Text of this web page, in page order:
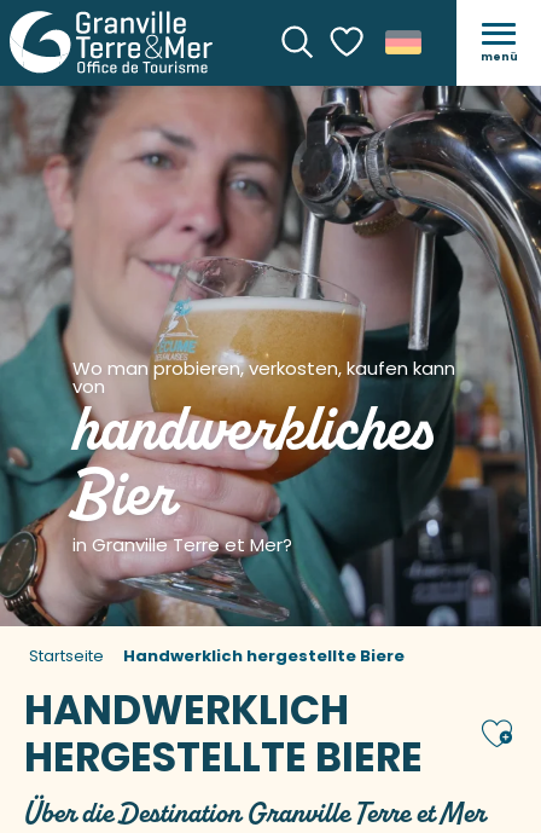
SucheVoir les favoris
menü
Wo man probieren, verkosten, kaufen kann
von
handwerkliches
Bier
in Granville Terre et Mer?
Startseite Handwerklich hergestellte Biere
HANDWERKLICH
HERGESTELLTE BIERE
Über die Destination Granville Terre et Mer